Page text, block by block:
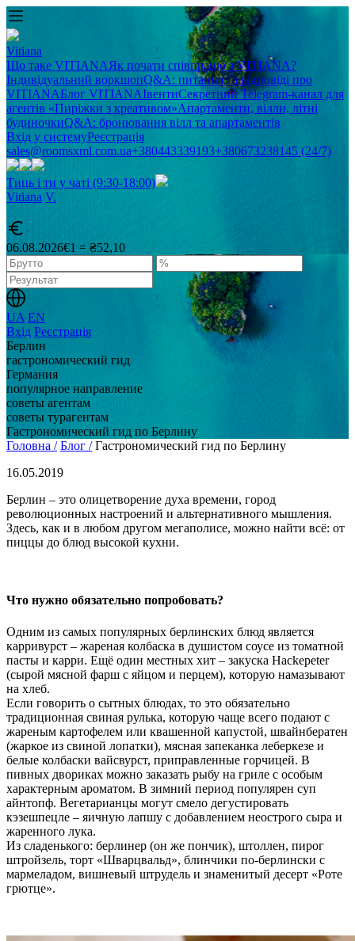
Vitiana
Що таке VITIANAЯк почати співпрацю з VITIANA?
Індивідуальний воркшопQ&A: питання та відповіді про
VITIANAБлог VITIANAІвентиСекретний Telegram-канал для
агентів «Пиріжки з креативом»Апартаменти, вілли, літні
будиночкиQ&A: бронювання вілл та апартаментів
Вхід у системуРеєстрація
sales@roomsxml.com.ua+380443339193+380673238145 (24/7)
Тиць і ти у чаті (9:30-18:00)
Vitiana V.
06.08.2026€1 = ₴52,10
UA EN
Вхід Реєстрація
Берлин
гастрономический гид
Германия
популярное направление
советы агентам
советы турагентам
Гастрономический гид по Берлину
Головна / Блог / Гастрономический гид по Берлину
16.05.2019
Берлин – это олицетворение духа времени, город
революционных настроений и альтернативного мышления.
Здесь, как и в любом другом мегаполисе, можно найти всё: от
пиццы до блюд высокой кухни.
Что нужно обязательно попробовать?
Одним из самых популярных берлинских блюд является
карривурст – жареная колбаска в душистом соусе из томатной
пасты и карри. Ещё один местных хит – закуска Hackepeter
(сырой мясной фарш с яйцом и перцем), которую намазывают
на хлеб.
Если говорить о сытных блюдах, то это обязательно
традиционная свиная рулька, которую чаще всего подают с
жареным картофелем или квашенной капустой, швайнбератен
(жаркое из свиной лопатки), мясная запеканка леберкезе и
белые колбаски вайсвурст, приправленные горчицей. В
пивных двориках можно заказать рыбу на гриле с особым
характерным ароматом. В зимний период популярен суп
айнтопф. Вегетарианцы могут смело дегустировать
кэзешпецле – яичную лапшу с добавлением неострого сыра и
жаренного лука.
Из сладенького: берлинер (он же пончик), штоллен, пирог
штройзель, торт «Шварцвальд», блинчики по-берлински с
мармеладом, вишневый штрудель и знаменитый десерт «Роте
грютце».